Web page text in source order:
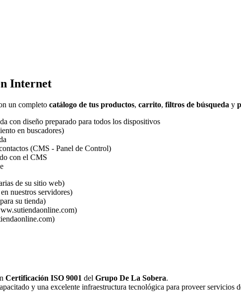
Internet
un completo catálogo de tus productos, carrito, filtros de búsqueda y
con diseño preparado para todos los dispositivos
en buscadores)
(CMS - Panel de Control)
con el CMS
de su sitio web)
nuestros servidores)
su tienda)
Certificación ISO 9001 del Grupo De La Sobera.
y una excelente infraestructura tecnológica para proveer servicios